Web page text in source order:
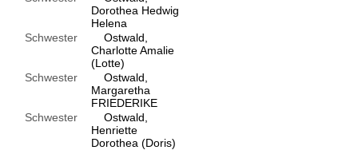
Dorothea Hedwig
Helena
Schwester
Ostwald,
Charlotte Amalie
(Lotte)
Schwester
Ostwald,
Margaretha
FRIEDERIKE
Schwester
Ostwald,
Henriette
Dorothea (Doris)